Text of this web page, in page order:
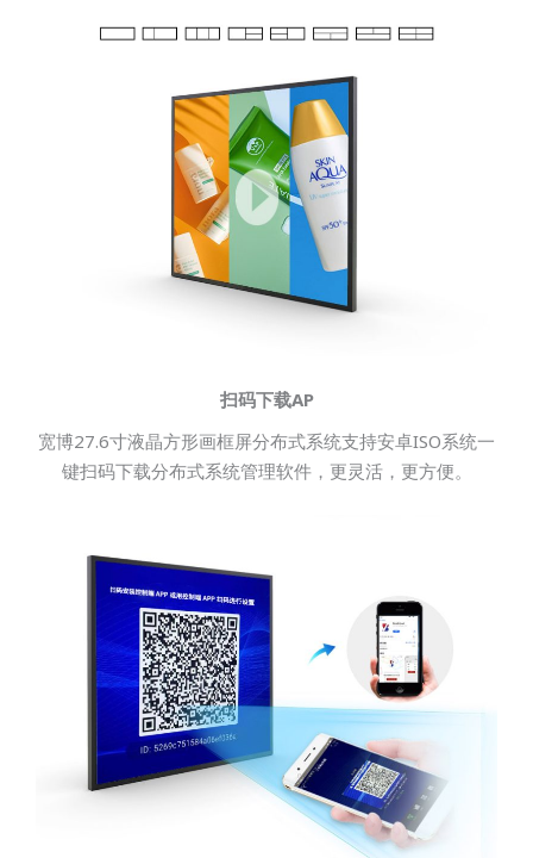
扫码下载AP
宽博27.6寸液晶方形画框屏分布式系统支持安卓ISO系统一
键扫码下载分布式系统管理软件，更灵活，更方便。